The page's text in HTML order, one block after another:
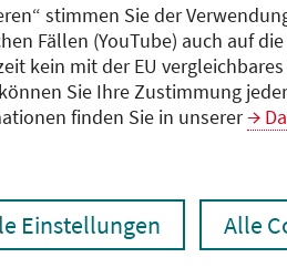
stimmen Sie der
Fällen (YouTube) auch auf
kein mit der EU
Sie Ihre Zustimmung
finden Sie in unserer
Einstellungen Alle
drucken